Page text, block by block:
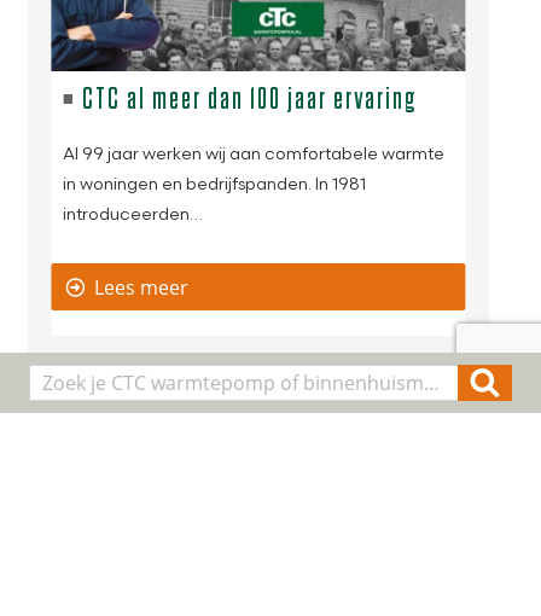
CTC al meer dan 100 jaar ervaring
Al 99 jaar werken wij aan comfortabele warmte
in woningen en bedrijfspanden. In 1981
introduceerden…
Lees meer
01